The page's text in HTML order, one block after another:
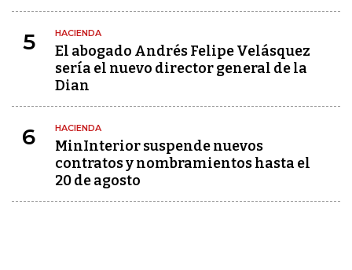
5 HACIENDA
El abogado Andrés Felipe Velásquez
sería el nuevo director general de la
Dian
6 HACIENDA
MinInterior suspende nuevos
contratos y nombramientos hasta el
20 de agosto